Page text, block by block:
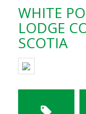
WHITE
LODGE
SCOTIA